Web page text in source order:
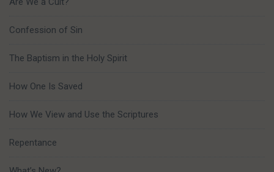
Confession of Sin
The Baptism in the Holy Spirit
How One Is Saved
How We View and Use the Scriptures
Repentance